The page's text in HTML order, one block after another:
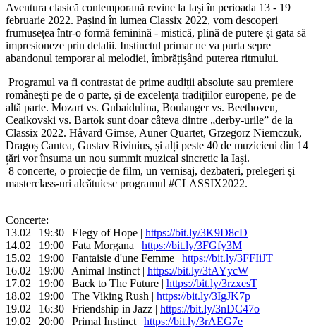
Aventura clasică contemporană revine la Iași în perioada 13 - 19
februarie 2022. Pașind în lumea Classix 2022, vom descoperi
frumusețea într-o formă feminină - mistică, plină de putere și gata să
impresioneze prin detalii. Instinctul primar ne va purta sepre
abandonul temporar al melodiei, îmbrățișând puterea ritmului.
Programul va fi contrastat de prime audiții absolute sau premiere
românești pe de o parte, și de excelența tradițiilor europene, pe de
altă parte. Mozart vs. Gubaidulina, Boulanger vs. Beethoven,
Ceaikovski vs. Bartok sunt doar câteva dintre „derby-urile” de la
Classix 2022. Håvard Gimse, Auner Quartet, Grzegorz Niemczuk,
Dragoș Cantea, Gustav Rivinius, și alți peste 40 de muzicieni din 14
țări vor însuma un nou summit muzical sincretic la Iași.
8 concerte, o proiecție de film, un vernisaj, dezbateri, prelegeri și
masterclass-uri alcătuiesc programul #CLASSIX2022.
Concerte:
13.02 | 19:30 | Elegy of Hope | https://bit.ly/3K9D8cD
14.02 | 19:00 | Fata Morgana | https://bit.ly/3FGfy3M
15.02 | 19:00 | Fantaisie d'une Femme | https://bit.ly/3FFIiJT
16.02 | 19:00 | Animal Instinct | https://bit.ly/3tAYycW
17.02 | 19:00 | Back to The Future | https://bit.ly/3rzxesT
18.02 | 19:00 | The Viking Rush | https://bit.ly/3IgJK7p
19.02 | 16:30 | Friendship in Jazz | https://bit.ly/3nDC47o
19.02 | 20:00 | Primal Instinct | https://bit.ly/3rAEG7e